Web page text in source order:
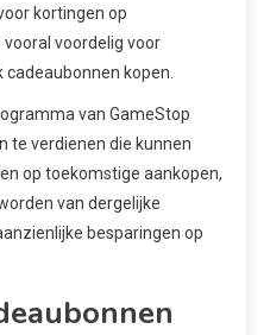
kortingen op
voordelig voor
kopen.
van GameStop
te verdienen die kunnen
op toekomstige aankopen,
van dergelijke
besparingen op